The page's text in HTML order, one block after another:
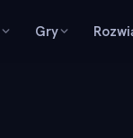
Gry